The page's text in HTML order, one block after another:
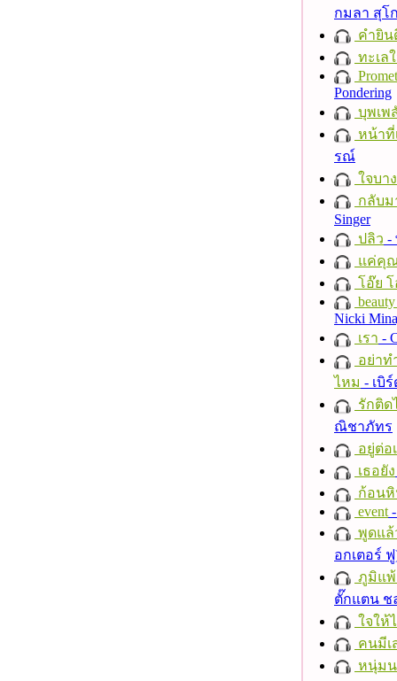
กมลา สุโ
คำยิน
ทะเล
Pondering
บุพเพ
หน้าที่
รณ์
ใจบาง
กลับม
Singer
ปลิว -
แค่คุ
โอ๊ย
Nicki
เรา -
อย่าท
ไหม - เบิ
รักติด
ณิชาภัทร
อยู่ต่อ
เธอยัง
ก้อน
event
พูดแล้
อกเตอร์
ภูมิแพ้
ตั๊กแตน ช
ใจให้
คนมีเ
หนุ่มน